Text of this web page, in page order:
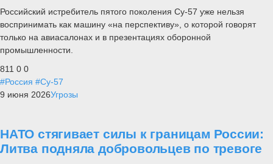
Российский истребитель пятого поколения Су-57 уже нельзя
воспринимать как машину «на перспективу», о которой говорят
только на авиасалонах и в презентациях оборонной
промышленности.
811 0 0
#Россия #Су-57
9 июня 2026Угрозы
НАТО стягивает силы к границам России:
Литва подняла добровольцев по тревоге